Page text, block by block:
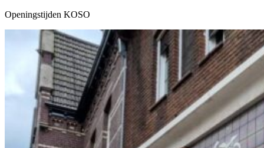
Openingstijden KOSO